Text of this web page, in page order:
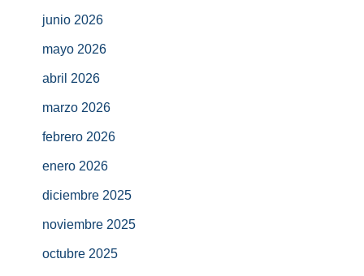
junio 2026
mayo 2026
abril 2026
marzo 2026
febrero 2026
enero 2026
diciembre 2025
noviembre 2025
octubre 2025